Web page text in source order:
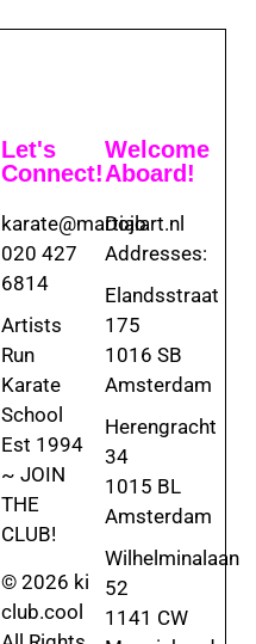
Let's
Connect!
karate@martialart.nl
020 427
6814
Artists
Run
Karate
School
Est 1994
~ JOIN
THE
CLUB!
© 2026 ki
club.cool
Welcome
Aboard!
Dojo
Addresses:
Elandsstraat
175
1016 SB
Amsterdam
Herengracht
34
1015 BL
Amsterdam
Wilhelminalaan
52
1141 CW